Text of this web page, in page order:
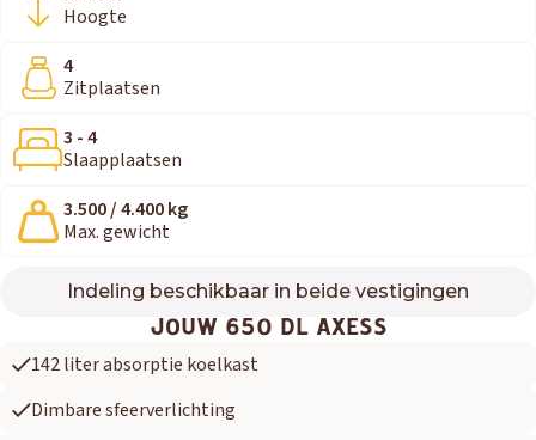
Hoogte
4
Zitplaatsen
3 - 4
Slaapplaatsen
3.500 / 4.400 kg
Max. gewicht
Indeling beschikbaar in beide vestigingen
650 DL AXESS
JOUW 650 DL AXESS
142 liter absorptie koelkast
Dimbare sfeerverlichting